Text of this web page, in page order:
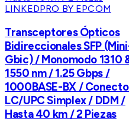
LINKEDPRO BY EPCOM
Transceptores Ópticos
Bidireccionales SFP
Gbic) / Monomodo 1310
1550 nm / 1.25 Gbps /
1000BASE-BX /
LC/UPC Simplex / DDM /
Hasta 40 km / 2 Piezas